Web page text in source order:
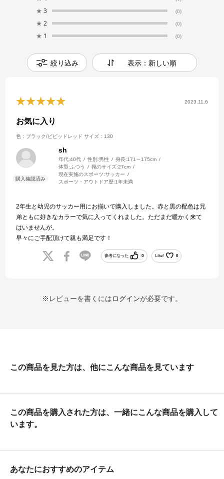
★ 3 (0)
★ 2 (0)
★ 1 (0)
絞り込み 表示：新しい順
2023.11.6
お気に入り
色：ブラック/ビビッドレッド サイズ：130
sh
年代:40代 性別:男性 身長:171～175cm
体型: ふつう 靴のサイズ:27cm
現在実施のスポーツ:サッカー
スポーツ・アウトドア歴:1年未満
2年生と幼児のサッカー用にお揃いで購入しました。赤と黒の配色は兄
弟ともに好きなカラーで気に入ってくれました。ただまだ暖かく来て
はいませんが。
早々にご手配頂けて親も満足です！
参考になった 0 Like! 0
※レビューを書くにはログインが必要です。
この商品を見た方は、他にこんな商品を見ています
この商品を購入された方は、一緒にこんな商品を購入して
います。
あなたにおすすめのアイテム